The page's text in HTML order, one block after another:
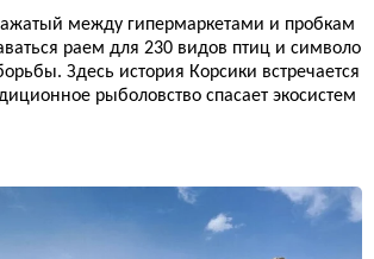
между гипермаркетами и пробкам
раем для 230 видов птиц и символо
Здесь история Корсики встречается
рыболовство спасает экосистем